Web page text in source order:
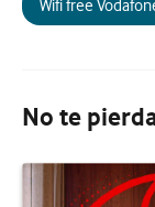
Wifi free
No te